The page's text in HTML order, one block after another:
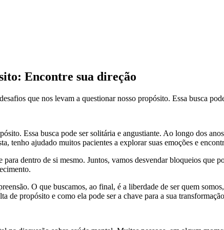
Encontre sua direção
que nos levam a questionar nosso propósito. Essa busca
Essa busca pode ser solitária e angustiante. Ao longo dos
tenho ajudado muitos pacientes a explorar suas emoções e
dentro de si mesmo. Juntos, vamos desvendar bloqueios que
O que buscamos, ao final, é a liberdade de ser quem
de propósito e como ela pode ser a chave para a sua